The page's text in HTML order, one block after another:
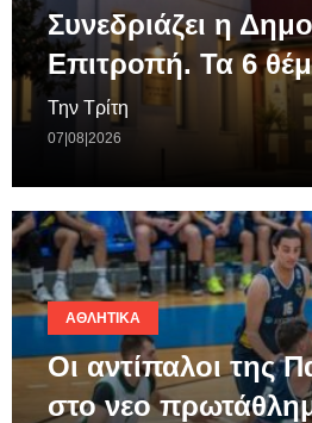
Συνεδριάζει η
Επιτροπή. Τα 6
Την Τρίτη
07|08|2026
ΑΘΛΗΤΙΚΆ
Οι αντίπαλοι της
στο νεο